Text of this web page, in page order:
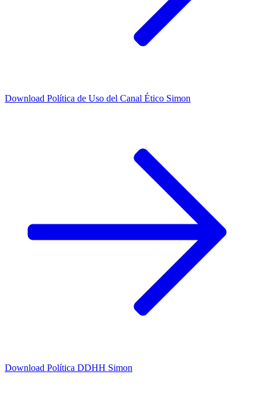
Download Política de Uso del Canal Ético Simon
Download Política DDHH Simon